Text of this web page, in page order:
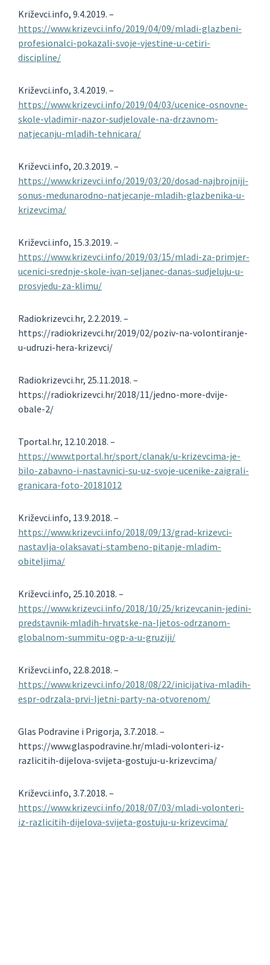
Križevci.info, 9.4.2019. –
https://www.krizevci.info/2019/04/09/mladi-glazbeni-
profesionalci-pokazali-svoje-vjestine-u-cetiri-
discipline/
Križevci.info, 3.4.2019. –
https://www.krizevci.info/2019/04/03/ucenice-osnovne-
skole-vladimir-nazor-sudjelovale-na-drzavnom-
natjecanju-mladih-tehnicara/
Križevci.info, 20.3.2019. –
https://www.krizevci.info/2019/03/20/dosad-najbrojniji-
sonus-medunarodno-natjecanje-mladih-glazbenika-u-
krizevcima/
Križevci.info, 15.3.2019. –
https://www.krizevci.info/2019/03/15/mladi-za-primjer-
ucenici-srednje-skole-ivan-seljanec-danas-sudjeluju-u-
prosvjedu-za-klimu/
Radiokrizevci.hr, 2.2.2019. –
https://radiokrizevci.hr/2019/02/poziv-na-volontiranje-
u-udruzi-hera-krizevci/
Radiokrizevci.hr, 25.11.2018. –
https://radiokrizevci.hr/2018/11/jedno-more-dvije-
obale-2/
Tportal.hr, 12.10.2018. –
https://www.tportal.hr/sport/clanak/u-krizevcima-je-
bilo-zabavno-i-nastavnici-su-uz-svoje-ucenike-zaigrali-
granicara-foto-20181012
Križevci.info, 13.9.2018. –
https://www.krizevci.info/2018/09/13/grad-krizevci-
nastavlja-olaksavati-stambeno-pitanje-mladim-
obiteljima/
Križevci.info, 25.10.2018. –
https://www.krizevci.info/2018/10/25/krizevcanin-jedini-
predstavnik-mladih-hrvatske-na-ljetos-odrzanom-
globalnom-summitu-ogp-a-u-gruziji/
Križevci.info, 22.8.2018. –
https://www.krizevci.info/2018/08/22/inicijativa-mladih-
espr-odrzala-prvi-ljetni-party-na-otvorenom/
Glas Podravine i Prigorja, 3.7.2018. –
https://www.glaspodravine.hr/mladi-volonteri-iz-
razlicitih-dijelova-svijeta-gostuju-u-krizevcima/
Križevci.info, 3.7.2018. –
https://www.krizevci.info/2018/07/03/mladi-volonteri-
iz-razlicitih-dijelova-svijeta-gostuju-u-krizevcima/